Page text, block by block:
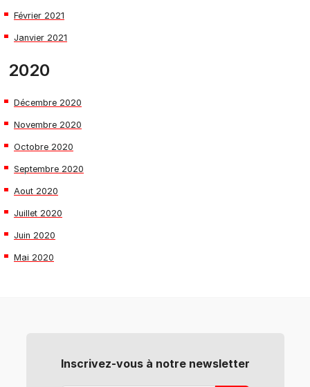
Février 2021
Janvier 2021
2020
Décembre 2020
Novembre 2020
Octobre 2020
Septembre 2020
Aout 2020
Juillet 2020
Juin 2020
Mai 2020
Inscrivez-vous à notre newsletter